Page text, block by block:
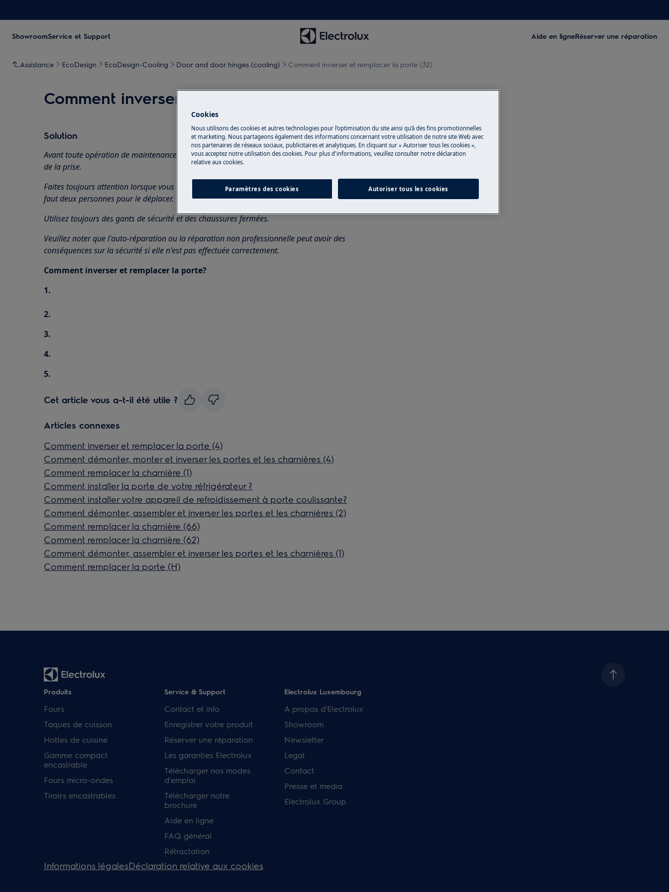
ShowroomService et Support Aide en ligneRéserver une réparation
Assistance EcoDesign EcoDesign-Cooling Door and door hinges (cooling) Comment inverser et remplacer la porte (32)
Comment inverser et remplacer la porte (32)
Solution
Avant toute opération de maintenance, éteignez l'appareil et débranchez la fiche secteur
de laprise.
Faites toujours attention lorsque vous déplacez des appareils, pour les appareils lourds, il
faut deux personnes pour le déplacer.
Utilisez toujours des gants de sécurité et des chaussures fermées.
Veuillez noter que l'auto-réparation ou la réparation non professionnelle peut avoir des
conséquences sur la sécurité si elle n'est pas effectuée correctement.
Comment inverser et remplacer la porte?
1.
2.
3.
4.
5.
Cet article vous a-t-il été utile ?
Articles connexes
Comment inverser et remplacer la porte (4)
Comment démonter, monter et inverser les portes et les charnières (4)
Comment remplacer la charnière (1)
Comment installer la porte de votre réfrigérateur ?
Comment installer votre appareil de refroidissement à porte coulissante?
Comment démonter, assembler et inverser les portes et les charnières (2)
Comment remplacer la charnière (66)
Comment remplacer la charnière (62)
Comment démonter, assembler et inverser les portes et les charnières (1)
Comment remplacer la porte (H)
Produits
Fours
Taques de cuisson
Hottes de cuisine
Gamme compact
encastrable
Fours micro-ondes
Tiroirs encastrables
Service & Support
Contact et info
Enregistrer votre produit
Réserver une réparation
Les garanties Electrolux
Télécharger nos modes
d'emploi
Télécharger notre
brochure
Aide en ligne
FAQ général
Rétractation
Electrolux Luxembourg
A propos d'Electrolux
Showroom
Newsletter
Legal
Contact
Presse et media
Electrolux Group
Informations légalesDéclaration relative aux cookies
Cookies
Nous utilisons des cookies et autres technologies pour l’optimisation du site ainsi qu’à des fins promotionnelles
et marketing. Nous partageons également des informations concernant votre utilisation de notre site Web avec
nos partenaires de réseaux sociaux, publicitaires et analytiques. En cliquant sur « Autoriser tous les cookies »,
vous acceptez notre utilisation des cookies. Pour plus d'informations, veuillez consulter notre déclaration
relative aux cookies.
Paramètres des cookies Autoriser tous les cookies